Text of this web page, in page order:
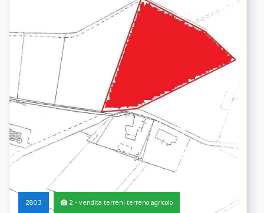
2803 2 - vendita terreni terreno agricolo